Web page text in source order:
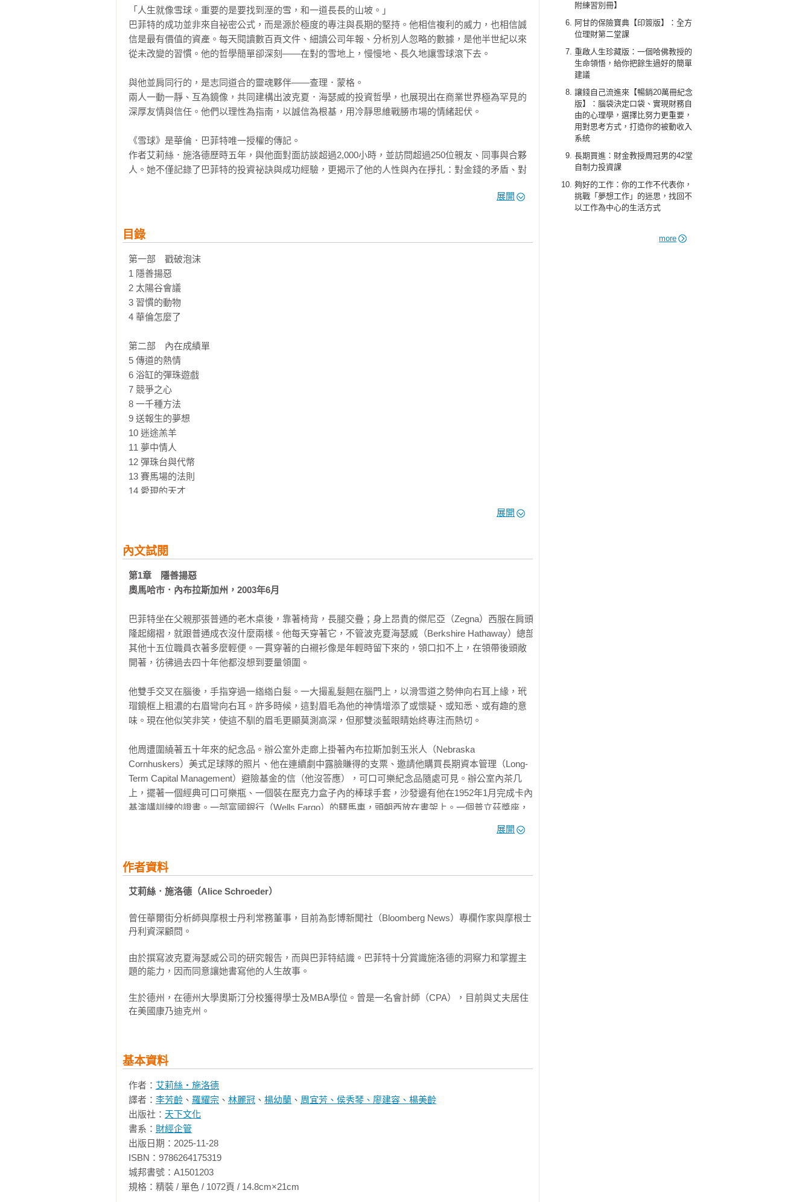
附練習別冊】
阿甘的保險寶典【印簽版】：全方
位理財第二堂課
重啟人生珍藏版：一個哈佛教授的
生命領悟，給你把餘生過好的簡單
建議
讓錢自己流進來【暢銷20萬冊紀念
版】：腦袋決定口袋、實現財務自
由的心理學，選擇比努力更重要，
用對思考方式，打造你的被動收入
系統
長期買進：財金教授周冠男的42堂
自制力投資課
夠好的工作：你的工作不代表你，
挑戰「夢想工作」的迷思，找回不
以工作為中心的生活方式
more
「人生就像雪球。重要的是要找到溼的雪，和一道長長的山坡。」
巴菲特的成功並非來自祕密公式，而是源於極度的專注與長期的堅持。他相信複利的威力，也相信誠
信是最有價值的資產。每天閱讀數百頁文件、細讀公司年報、分析別人忽略的數據，是他半世紀以來
從未改變的習慣。他的哲學簡單卻深刻——在對的雪地上，慢慢地、長久地讓雪球滾下去。
與他並肩同行的，是志同道合的靈魂夥伴——查理．蒙格。
兩人一動一靜、互為鏡像，共同建構出波克夏．海瑟威的投資哲學，也展現出在商業世界極為罕見的
深厚友情與信任。他們以理性為指南，以誠信為根基，用冷靜思維戰勝市場的情緒起伏。
《雪球》是華倫．巴菲特唯一授權的傳記。
作者艾莉絲．施洛德歷時五年，與他面對面訪談超過2,000小時，並訪問超過250位親友、同事與合夥
人。她不僅記錄了巴菲特的投資祕訣與成功經驗，更揭示了他的人性與內在掙扎：對金錢的矛盾、對
巴菲特從不神祕，卻最難模仿。
他的力量在於不斷思考、持續學習與堅守原則。他視股東為事業夥伴，將「受託人責任」視為一生使
命。他說：「做個好人也能成功。」這句話並非口號，而是他用數十年商業實踐所證明的事實。
本書價值，不僅在於投資啟發，更在於提供了一種面對世界的思考方式。
在浮躁的年代，《雪球》提醒我們：真正的成功不是追求速度，而是找到能長久滾動的坡道與雪地；
真正的財富不是帳面數字，而是誠信、原則與人心。
《雪球》不只是一部財富傳記，更是一堂關於選擇與長期主義的生命課。
它揭示了：當世界追逐短線與喧囂時，最持久的力量來自於耐心、紀律與信念。
這是理解華倫．巴菲特最真實的一本書，也是每一位投資人、企業家與思考者的必讀經典。
展開
目錄
第一部　戳破泡沫
1 隱善揚惡
2 太陽谷會議
3 習慣的動物
4 華倫怎麼了
第二部　內在成績單
5 傳道的熱情
6 浴缸的彈珠遊戲
7 競爭之心
8 一千種方法
9 送報生的夢想
10 迷途羔羊
11 夢中情人
12 彈珠台與代幣
13 賽馬場的法則
14 愛現的天才
18 內布拉斯加小姐
第三部　競賽開始
21 站在哪一邊
22 不一樣的路
23 查理．蒙格
24 玩具火車
26 黃金乾草堆
27 不智之舉
28 抗貧戰爭
30 噴射機傑克
31 金恩之死
32 容易、安全、有錢可賺
33 歡樂派對
36 報業女強人
38 俄羅斯娃娃
39 巨人的判決
40 改造巴菲特
42 贏者通吃
43 法老王
44 蘿絲的家具店
47 華爾街金童
48 吸吮拇指
49 憤怒之神
50 第三個兒子
51 去他的灰熊
52 火腿三明治
第六部　繼續滾動
53 精靈的條件
54 寶刀未老
展開
內文試閱
第1章　隱善揚惡
奧馬哈市．內布拉斯加州，2003年6月
巴菲特坐在父親那張普通的老木桌後，靠著椅背，長腿交疊；身上昂貴的傑尼亞（Zegna）西服在肩頭
隆起縐褶，就跟普通成衣沒什麼兩樣。他每天穿著它，不管波克夏海瑟威（Berkshire Hathaway）總部
其他十五位職員衣著多麼輕便。一貫穿著的白襯衫像是年輕時留下來的，領口扣不上，在領帶後頭敞
開著，彷彿過去四十年他都沒想到要量領圍。
他雙手交叉在腦後，手指穿過一綹綹白髮。一大撮亂髮翹在腦門上，以滑雪道之勢伸向右耳上緣，玳
瑁鏡框上粗濃的右眉彎向右耳。許多時候，這對眉毛為他的神情增添了或懷疑、或知悉、或有趣的意
味。現在他似笑非笑，使這不馴的眉毛更顯莫測高深，但那雙淡藍眼睛始終專注而熱切。
他周遭圍繞著五十年來的紀念品。辦公室外走廊上掛著內布拉斯加剝玉米人（Nebraska
Cornhuskers）美式足球隊的照片、他在連續劇中露臉賺得的支票、邀請他購買長期資本管理（Long-
Term Capital Management）避險基金的信（他沒答應），可口可樂紀念品隨處可見。辦公室內茶几
上，擺著一個經典可口可樂瓶、一個裝在壓克力盒子內的棒球手套，沙發邊有他在1952年1月完成卡內
基演講訓練的證書。一部富國銀行（Wells Fargo）的驛馬車，頭朝西放在書架上。一個普立茲獎座，
占滿了書櫥、貼牆小桌和他用來放電腦的辦公桌上。他父親的大幅畫像掛在桌後牆上，在巴菲特頭
經頻道CNBC，但被調成靜音，螢幕下方跑動的字幕整日提供即時新聞。這些年來許多新聞都與他有
然而，真正熟識他的人卻很少。我認識他六年，一開始是因為我是負責分析波克夏海瑟威的財務分析
師，後來我們成了朋友，而現在我會更了解他。我和他正坐在這個辦公室內，因為他不願意親自寫傳
記。他反覆說著，粗亂的眉毛加重了語氣，「艾莉絲，妳會寫得比我好，我很高興這本書由妳來寫，
「華倫，你為什麼這麼熱中賺錢？源頭打哪兒來？」
（Balzac，譯注：法國文學家）說過，每筆財富背後都有罪惡，這並不適用於波克夏。」
他一躍而起，大步橫過房間，坐在一張芥茉金色的織錦扶手椅上，身體前傾，比較像個大談初戀故事
的青少年，而非七十二歲的金融大師。如何詮釋他的故事、該訪問誰、如何下筆，全由我決定。他談
了許多有關人性和記憶的不可靠，然後說，「如果我的版本和別人的不一樣，你就採用比較不討好的
版本。」
我從觀察他得到許多寶貴心得，這是第一個：謙遜能卸除別人的防備。
最終，我沒有多少理由該選擇比較不討好的版本。少數有機會這樣做時，通常是因為人性，而非因為
展開
作者資料
艾莉絲．施洛德（Alice Schroeder）
曾任華爾街分析師與摩根士丹利常務董事，目前為彭博新聞社（Bloomberg News）專欄作家與摩根士
丹利資深顧問。
由於撰寫波克夏海瑟威公司的研究報告，而與巴菲特結識。巴菲特十分賞識施洛德的洞察力和掌握主
題的能力，因而同意讓她書寫他的人生故事。
生於德州，在德州大學奧斯汀分校獲得學士及MBA學位。曾是一名會計師（CPA），目前與丈夫居住
在美國康乃迪克州。
基本資料
作者： 艾莉絲‧施洛德
譯者： 李芳齡 、 羅耀宗 、 林麗冠 、 楊幼蘭 、 周宜芳、侯秀琴、廖建容、楊美齡
出版社： 天下文化
書系： 財經企管
出版日期：2025-11-28
ISBN：9786264175319
城邦書號：A1501203
規格：精裝 / 單色 / 1072頁 / 14.8cm×21cm